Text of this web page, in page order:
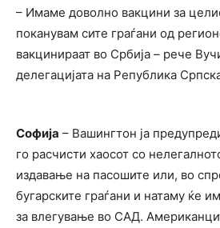
– Имаме доволно вакцини за
поканувам сите граѓани од
вакцинираат во Србија – рече
делегацијата на Република
Софија – Вашингтон ја
го расчисти хаосот со
издавање на пасошите или, во
бугарските граѓани и натаму ќе
за влегување во САД.